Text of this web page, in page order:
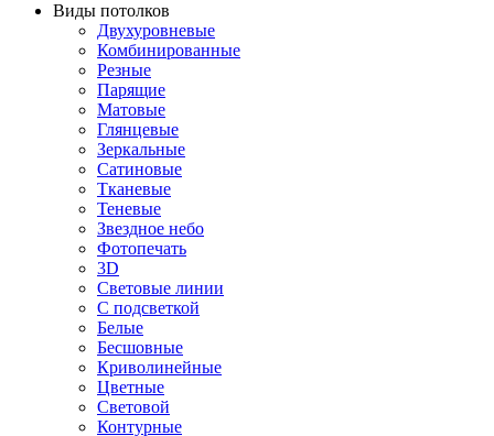
Виды потолков
Двухуровневые
Комбинированные
Резные
Парящие
Матовые
Глянцевые
Зеркальные
Сатиновые
Тканевые
Теневые
Звездное небо
Фотопечать
3D
Световые линии
С подсветкой
Белые
Бесшовные
Криволинейные
Цветные
Световой
Контурные